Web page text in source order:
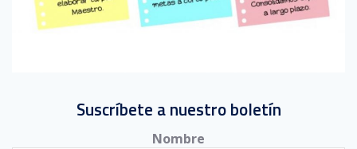
Suscríbete a nuestro boletín
Nombre